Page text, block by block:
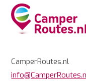
CamperRoutes.nl